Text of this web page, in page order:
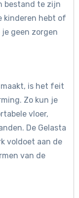
bestand te zijn
kinderen hebt of
geen zorgen
is het feit
Zo kun je
vloer,
De Gelasta
voldoet aan de
van de